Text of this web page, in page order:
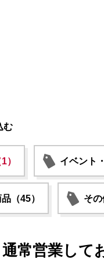
む
） イベント
（45） その
常営業して